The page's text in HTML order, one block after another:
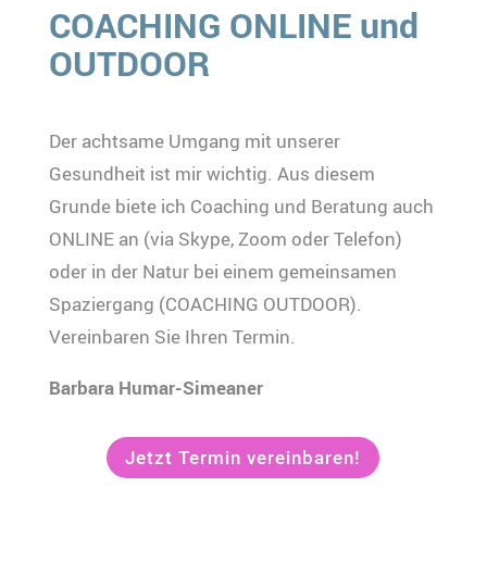
COACHING ONLINE und
OUTDOOR
Der achtsame Umgang mit unserer
Gesundheit ist mir wichtig. Aus diesem
Grunde biete ich Coaching und Beratung auch
ONLINE an (via Skype, Zoom oder Telefon)
oder in der Natur bei einem gemeinsamen
Spaziergang (COACHING OUTDOOR).
Vereinbaren Sie Ihren Termin.
Barbara Humar-Simeaner
Jetzt Termin vereinbaren!